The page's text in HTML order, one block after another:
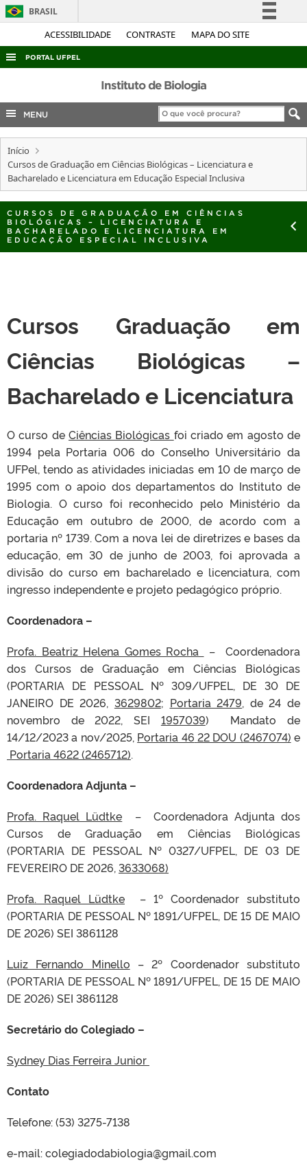
ACESSIBILIDADE CONTRASTE MAPA DO SITE
BRASIL
Simplifique!
Acesso à informação
Legislação
Canais
PORTAL UFPEL
ACESSO À INFORMAÇÃO
AUDITORIA
COBALTO
CONCURSOS
EDITAIS
OUVIDORIA
PORTARIAS
Instituto de Biologia
MENU
Início
Cursos de Graduação em Ciências Biológicas – Licenciatura e
Bacharelado e Licenciatura em Educação Especial Inclusiva
CURSOS DE GRADUAÇÃO EM CIÊNCIAS
BIOLÓGICAS – LICENCIATURA E
BACHARELADO E LICENCIATURA EM
EDUCAÇÃO ESPECIAL INCLUSIVA
Cursos Graduação em
Ciências Biológicas –
Bacharelado e Licenciatura
O curso de Ciências Biológicas foi criado em agosto de
1994 pela Portaria 006 do Conselho Universitário da
UFPel, tendo as atividades iniciadas em 10 de março de
1995 com o apoio dos departamentos do Instituto de
Biologia. O curso foi reconhecido pelo Ministério da
Educação em outubro de 2000, de acordo com a
portaria nº 1739. Com a nova lei de diretrizes e bases da
educação, em 30 de junho de 2003, foi aprovada a
divisão do curso em bacharelado e licenciatura, com
ingresso independente e projeto pedagógico próprio.
Coordenadora –
Profa. Beatriz Helena Gomes Rocha
– Coordenadora
dos Cursos de Graduação em Ciências Biológicas
(PORTARIA DE PESSOAL Nº 309/UFPEL, DE 30 DE
JANEIRO DE 2026, 3629802; Portaria 2479, de 24 de
novembro de 2022, SEI 1957039) Mandato de
14/12/2023 a nov/2025, Portaria 46 22 DOU (2467074) e
Portaria 4622 (2465712).
Coordenadora Adjunta –
Profa. Raquel Lüdtke – Coordenadora Adjunta dos
Cursos de Graduação em Ciências Biológicas
(PORTARIA DE PESSOAL Nº 0327/UFPEL, DE 03 DE
FEVEREIRO DE 2026, 3633068)
Profa. Raquel Lüdtke – 1º Coordenador substituto
(PORTARIA DE PESSOAL Nº 1891/UFPEL, DE 15 DE MAIO
DE 2026) SEI 3861128
Luiz Fernando Minello – 2º Coordenador substituto
(PORTARIA DE PESSOAL Nº 1891/UFPEL, DE 15 DE MAIO
DE 2026) SEI 3861128
Secretário do Colegiado –
Sydney Dias Ferreira Junior
Contato
Telefone: (53) 3275-7138
e-mail: colegiadodabiologia@gmail.com